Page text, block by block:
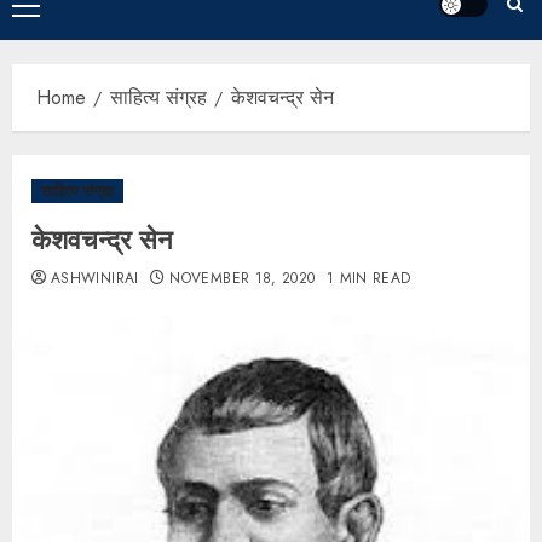
Home साहित्य संग्रह केशवचन्द्र सेन
साहित्य संग्रह
केशवचन्द्र सेन
ASHWINIRAI NOVEMBER 18, 2020 1 MIN READ